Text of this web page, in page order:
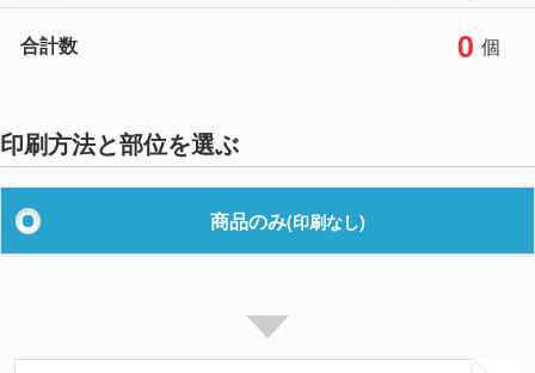
合計数 0 個
印刷方法と部位を選ぶ
商品のみ(印刷なし)